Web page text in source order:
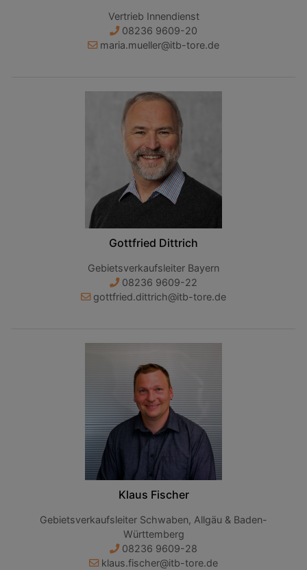
Vertrieb Innendienst
08236 9609-20
maria.mueller@itb-tore.de
Gottfried Dittrich
Gebietsverkaufsleiter Bayern
08236 9609-22
gottfried.dittrich@itb-tore.de
Klaus Fischer
Gebietsverkaufsleiter Schwaben, Allgäu & Baden-
Württemberg
08236 9609-28
klaus.fischer@itb-tore.de